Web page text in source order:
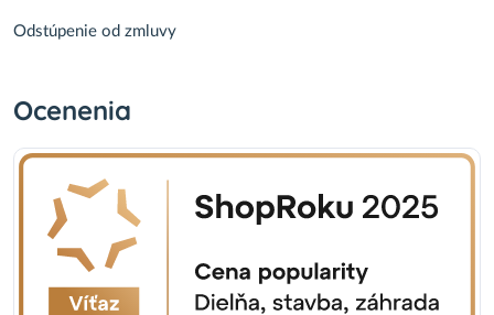
Odstúpenie od zmluvy
Ocenenia